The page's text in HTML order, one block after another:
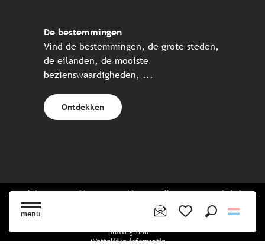
menu
De bestemmingen
Vind de bestemmingen, de grote steden,
de eilanden, de mooiste
bezienswaardigheden, ...
Ontdekken
Website gecreëerd in samenwerking met alle Bretonse toeristische
plattegrond
Wettelijke informatie